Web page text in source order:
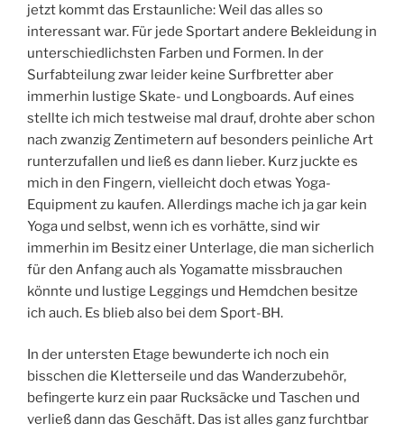
jetzt kommt das Erstaunliche: Weil das alles so
interessant war. Für jede Sportart andere Bekleidung in
unterschiedlichsten Farben und Formen. In der
Surfabteilung zwar leider keine Surfbretter aber
immerhin lustige Skate- und Longboards. Auf eines
stellte ich mich testweise mal drauf, drohte aber schon
nach zwanzig Zentimetern auf besonders peinliche Art
runterzufallen und ließ es dann lieber. Kurz juckte es
mich in den Fingern, vielleicht doch etwas Yoga-
Equipment zu kaufen. Allerdings mache ich ja gar kein
Yoga und selbst, wenn ich es vorhätte, sind wir
immerhin im Besitz einer Unterlage, die man sicherlich
für den Anfang auch als Yogamatte missbrauchen
könnte und lustige Leggings und Hemdchen besitze
ich auch. Es blieb also bei dem Sport-BH.
In der untersten Etage bewunderte ich noch ein
bisschen die Kletterseile und das Wanderzubehör,
befingerte kurz ein paar Rucksäcke und Taschen und
verließ dann das Geschäft. Das ist alles ganz furchtbar